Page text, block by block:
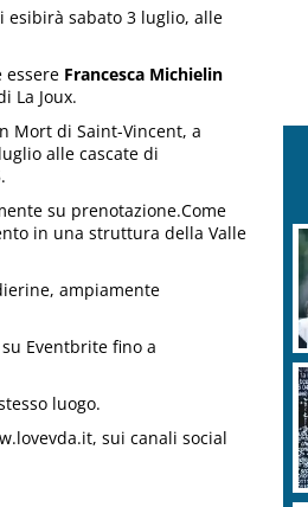
esibirà sabato 3 luglio, alle
essere Francesca Michielin
La Joux.
Mort di Saint-Vincent, a
alle cascate di
su prenotazione.Come
in una struttura della Valle
ampiamente
Eventbrite fino a
luogo.
sui canali social